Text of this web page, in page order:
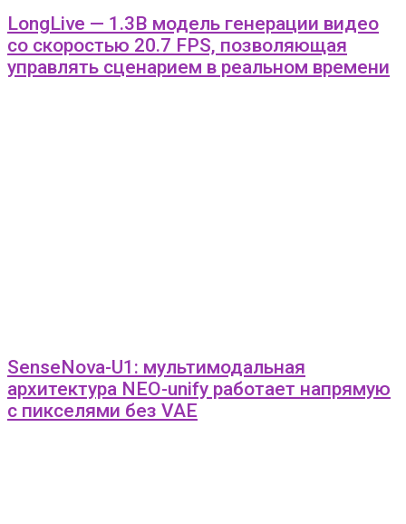
LongLive — 1.3B модель генерации видео
со скоростью 20.7 FPS, позволяющая
управлять сценарием в реальном времени
SenseNova-U1: мультимодальная
архитектура NEO-unify работает напрямую
с пикселями без VAE